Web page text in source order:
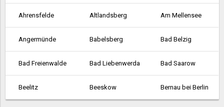
Ahrensfelde Altlandsberg Am Mellensee
Angermünde Babelsberg Bad Belzig
Bad Freienwalde Bad Liebenwerda Bad Saarow
Beelitz Beeskow Bernau bei Berlin